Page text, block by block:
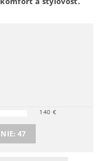
140 €
47